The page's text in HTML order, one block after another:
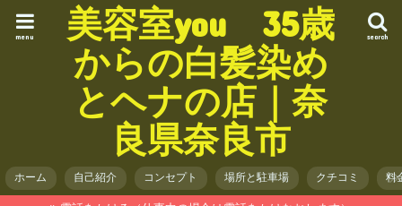
美容室you 35歳
からの白髪染め
とヘナの店｜奈
良県奈良市
search
menu
ホーム 自己紹介 コンセプト 場所と駐車場 クチコミ 料